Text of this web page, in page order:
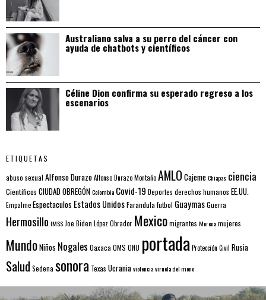
Australiano salva a su perro del cáncer con
ayuda de chatbots y científicos
Céline Dion confirma su esperado regreso a los
escenarios
ETIQUETAS
abuso sexual Alfonso DurazoAlfonso Durazo MontañoAMLO CajemeChiapas ciencia
Científicos CIUDAD OBREGÓNColombia Covid-19 Deportes derechos humanos EE.UU.
EmpalmeEspectaculos Estados UnidosFarandulafutbol GuaymasGuerra
Hermosillo IMSS Joe Biden López Obrador Mexicomigrantes Morenamujeres
MundoNiños Nogales Oaxaca OMS ONU portada Protección Civil Rusia
Salud Sedena sonora Texas Ucraniaviolenciaviruela del mono